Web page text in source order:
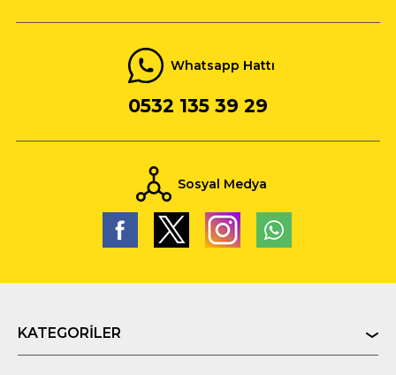
Whatsapp Hattı
0532 135 39 29
Sosyal Medya
KATEGORILER